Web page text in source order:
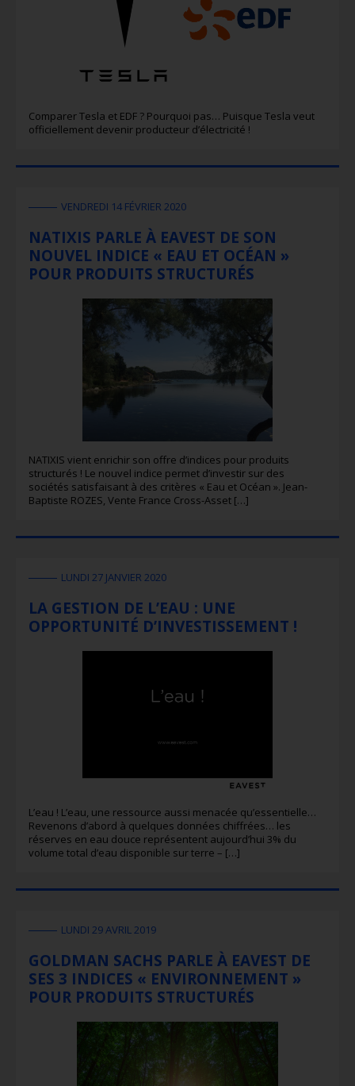
Comparer Tesla et EDF ? Pourquoi pas… Puisque Tesla veut
officiellement devenir producteur d’électricité !
VENDREDI 14 FÉVRIER 2020
NATIXIS PARLE À EAVEST DE SON
NOUVEL INDICE « EAU ET OCÉAN »
POUR PRODUITS STRUCTURÉS
NATIXIS vient enrichir son offre d’indices pour produits
structurés ! Le nouvel indice permet d’investir sur des
sociétés satisfaisant à des critères « Eau et Océan ». Jean-
Baptiste ROZES, Vente France Cross-Asset […]
LUNDI 27 JANVIER 2020
LA GESTION DE L’EAU : UNE
OPPORTUNITÉ D’INVESTISSEMENT !
L’eau ! L’eau, une ressource aussi menacée qu’essentielle…
Revenons d’abord à quelques données chiffrées… les
réserves en eau douce représentent aujourd’hui 3% du
volume total d’eau disponible sur terre – […]
LUNDI 29 AVRIL 2019
GOLDMAN SACHS PARLE À EAVEST DE
SES 3 INDICES « ENVIRONNEMENT »
POUR PRODUITS STRUCTURÉS